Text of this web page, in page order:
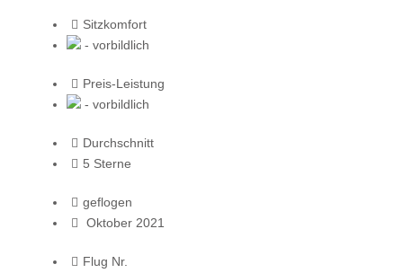
Sitzkomfort
- vorbildlich
Preis-Leistung
- vorbildlich
Durchschnitt
5 Sterne
geflogen
Oktober 2021
Flug Nr.